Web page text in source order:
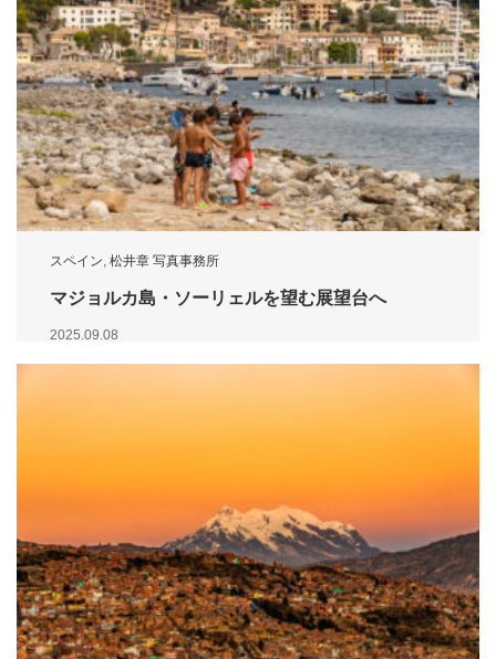
スペイン, 松井章 写真事務所
マジョルカ島・ソーリェルを望む展望台へ
2025.09.08